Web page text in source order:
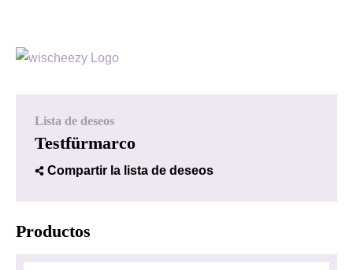
Lista de deseos
Testfürmarco
Compartir la lista de deseos
Productos